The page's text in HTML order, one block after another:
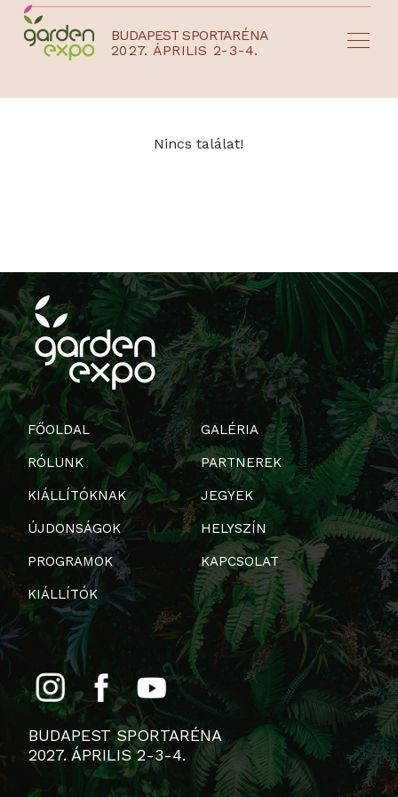
BUDAPEST SPORTARÉNA
2027. ÁPRILIS 2-3-4.
HU EN
NYEREMÉNYJÁTÉK / REGISZTRÁCIÓ
Nincs találat!
FŐOLDAL
RÓLUNK
KIÁLLÍTÓKNAK
ÚJDONSÁGOK
PROGRAMOK
KIÁLLÍTÓK
GALÉRIA
PARTNEREK
JEGYEK
HELYSZÍN
KAPCSOLAT
BUDAPEST SPORTARÉNA
2027. ÁPRILIS 2-3-4.